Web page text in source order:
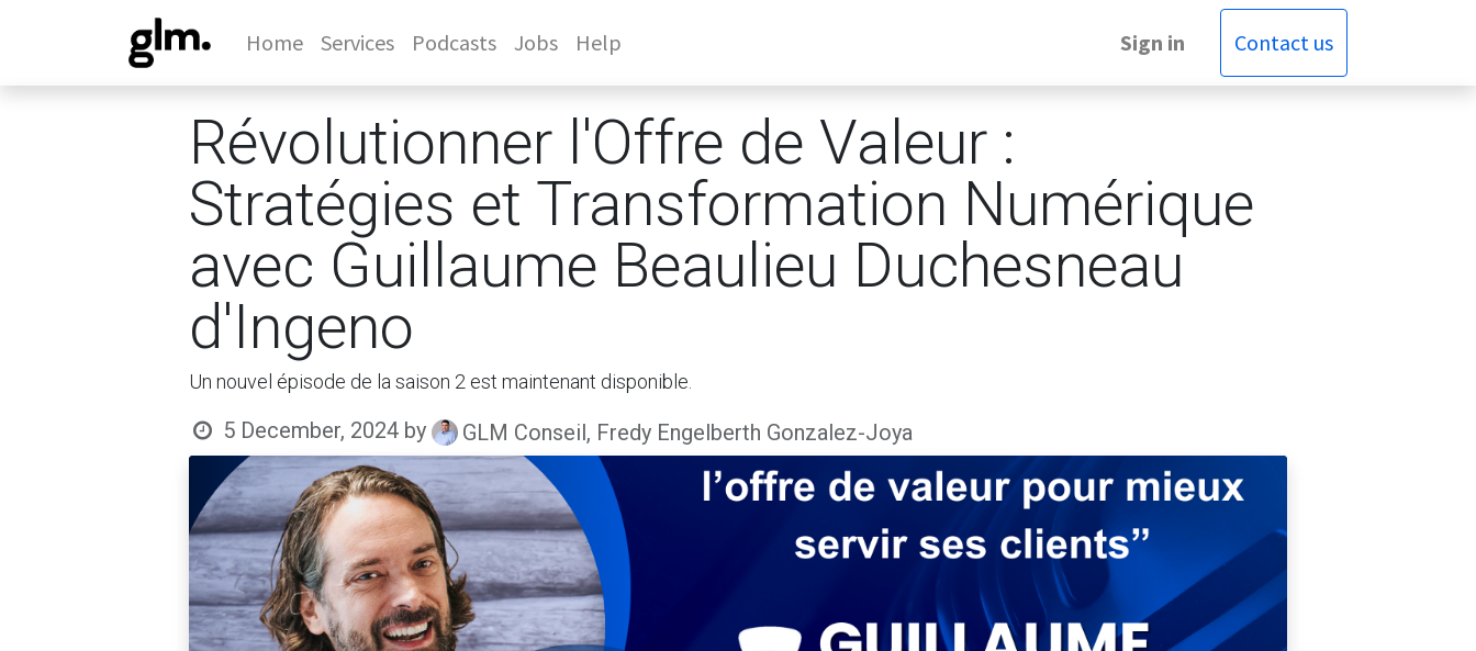
Home Services Podcasts Jobs Help Sign in Contact us
Révolutionner l'Offre de Valeur :
Stratégies et Transformation Numérique
avec Guillaume Beaulieu Duchesneau
d'Ingeno
Un nouvel épisode de la saison 2 est maintenant disponible.
5 December, 2024 by GLM Conseil, Fredy Engelberth Gonzalez-Joya